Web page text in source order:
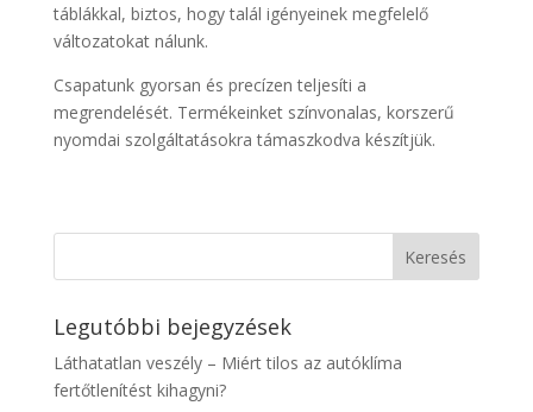
táblákkal, biztos, hogy talál igényeinek megfelelő
változatokat nálunk.
Csapatunk gyorsan és precízen teljesíti a
megrendelését. Termékeinket színvonalas, korszerű
nyomdai szolgáltatásokra támaszkodva készítjük.
Legutóbbi bejegyzések
Láthatatlan veszély – Miért tilos az autóklíma
fertőtlenítést kihagyni?